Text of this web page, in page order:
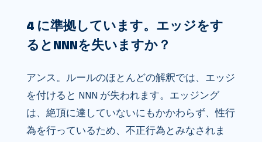
4 に準拠しています。エッジをす
るとNNNを失いますか？
アンス。ルールのほとんどの解釈では、エッジ
を付けると NNN が失われます。エッジング
は、絶頂に達していないにもかかわらず、性行
為を行っているため、不正行為とみなされま